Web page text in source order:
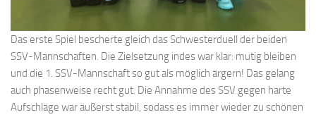
Das erste Spiel bescherte gleich das Schwesterduell der beiden
SSV-Mannschaften. Die Zielsetzung indes war klar: mutig bleiben
und die 1. SSV-Mannschaft so gut als möglich ärgern! Das gelang
auch phasenweise recht gut. Die Annahme des SSV gegen harte
Aufschläge war äußerst stabil, sodass es immer wieder zu schönen